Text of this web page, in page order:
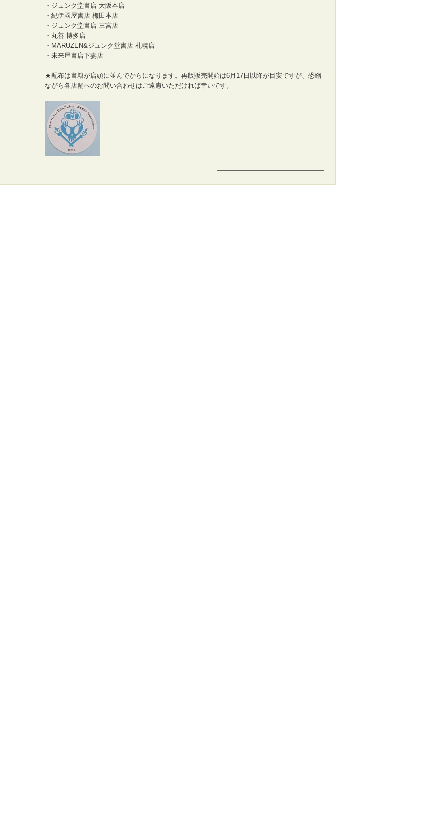
・ジュンク堂書店 大阪本店
・紀伊國屋書店 梅田本店
・ジュンク堂書店 三宮店
・丸善 博多店
・MARUZEN&ジュンク堂書店 札幌店
・未来屋書店下妻店
★配布は書籍が店頭に並んでからになります。再版販売開始は6月17日以降が目安ですが、恐縮
ながら各店舗へのお問い合わせはご遠慮いただければ幸いです。